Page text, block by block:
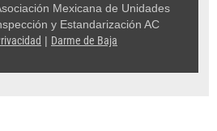
Mexicana de Unidades
y Estandarización AC
| Darme de Baja